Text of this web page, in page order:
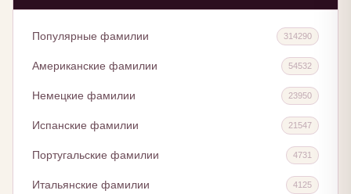
Популярные фамилии 314290
Американские фамилии 54532
Немецкие фамилии 23950
Испанские фамилии 21547
Португальские фамилии 4731
Итальянские фамилии 4125